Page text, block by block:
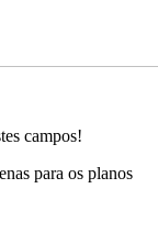
campos!
para os planos